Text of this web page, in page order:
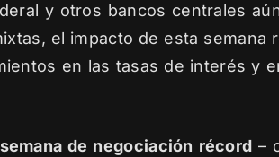
y otros bancos centrales
el impacto de esta
en las tasas de interés y
semana de negociación récord –